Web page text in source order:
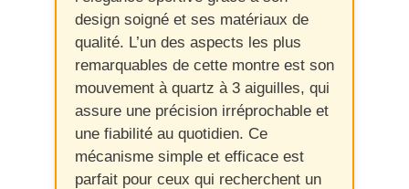
design soigné et ses matériaux de
qualité. L’un des aspects les plus
remarquables de cette montre est son
mouvement à quartz à 3 aiguilles, qui
assure une précision irréprochable et
une fiabilité au quotidien. Ce
mécanisme simple et efficace est
parfait pour ceux qui recherchent un